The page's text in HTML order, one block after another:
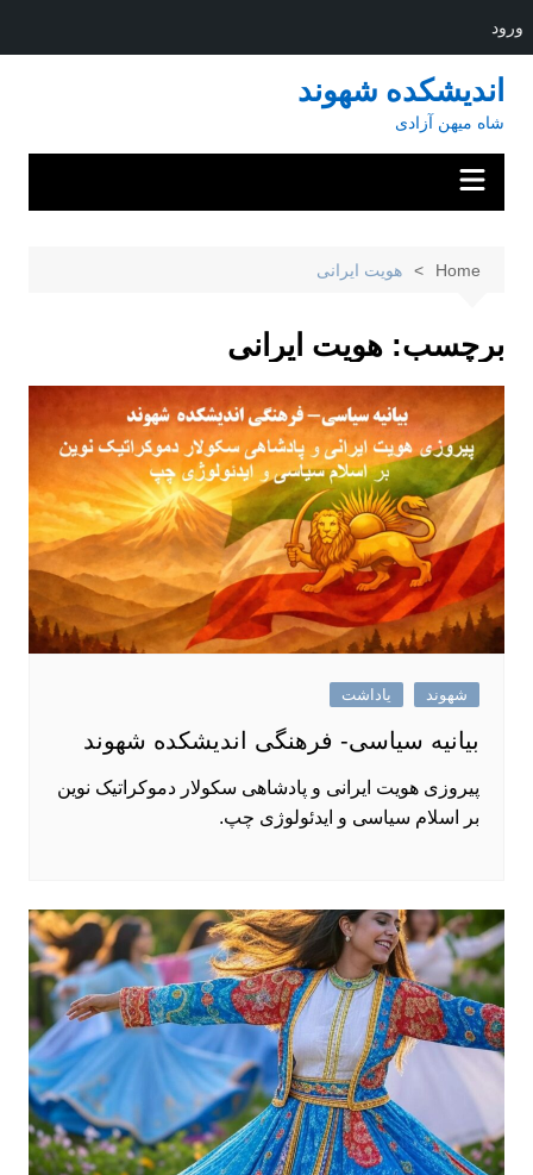
ورود
content
اندیشکده شهوند
شاه میهن آزادی
Home هویت ایرانی
برچسب: هویت ایرانی
شهوند یاداشت
بیانیه سیاسی- فرهنگی اندیشکده شهوند
پیروزی هویت ایرانی و پادشاهی سکولار دموکراتیک نوین
بر اسلام سیاسی و ایدئولوژی چپ.